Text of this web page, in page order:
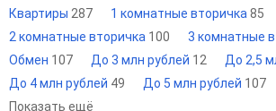
Квартиры 287 1 комнатные вторичка 85
2 комнатные вторичка 100 3 комнатные
Обмен 107 До 3 млн рублей 12 До 2,5
До 4 млн рублей 49 До 5 млн рублей 107
Показать ещё